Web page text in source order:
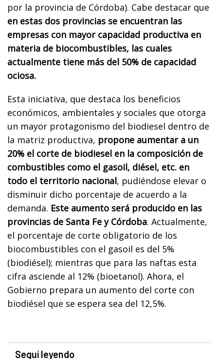
por la provincia de Córdoba). Cabe destacar que
en estas dos provincias se encuentran las
empresas con mayor capacidad productiva en
materia de biocombustibles, las cuales
actualmente tiene más del 50% de capacidad
ociosa.
Esta iniciativa, que destaca los beneficios
económicos, ambientales y sociales que otorga
un mayor protagonismo del biodiesel dentro de
la matriz productiva, propone aumentar a un
20% el corte de biodiesel en la composición de
combustibles como el gasoil, diésel, etc. en
todo el territorio nacional, pudiéndose elevar o
disminuir dicho porcentaje de acuerdo a la
demanda. Este aumento será producido en las
provincias de Santa Fe y Córdoba. Actualmente,
el porcentaje de corte obligatorio de los
biocombustibles con el gasoil es del 5%
(biodiésel); mientras que para las naftas esta
cifra asciende al 12% (bioetanol). Ahora, el
Gobierno prepara un aumento del corte con
biodiésel que se espera sea del 12,5%.
Seguí leyendo